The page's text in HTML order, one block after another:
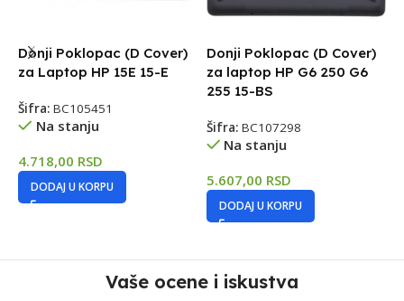
Donji Poklopac (D Cover)
za Laptop HP 15E 15-E
Šifra: BC105451
Na stanju
4.718,00 RSD
DODAJ U KORPU
Donji Poklopac (D Cover)
za laptop HP G6 250 G6
255 15-BS
Šifra: BC107298
Na stanju
5.607,00 RSD
DODAJ U KORPU
Vaše ocene i iskustva